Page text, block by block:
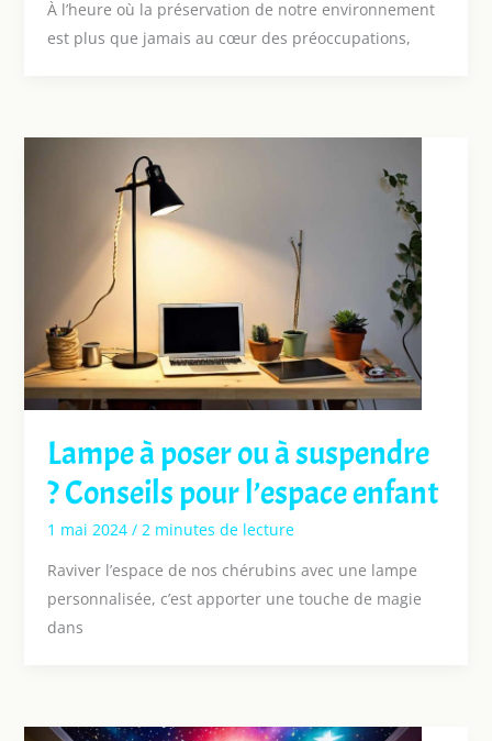
À l’heure où la préservation de notre environnement
est plus que jamais au cœur des préoccupations,
Lampe à poser ou à suspendre
? Conseils pour l’espace enfant
1 mai 2024 / 2 minutes de lecture
Raviver l’espace de nos chérubins avec une lampe
personnalisée, c’est apporter une touche de magie
dans